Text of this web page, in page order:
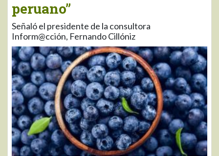
peruano”
Señaló el presidente de la consultora
Inform@cción, Fernando Cillóniz